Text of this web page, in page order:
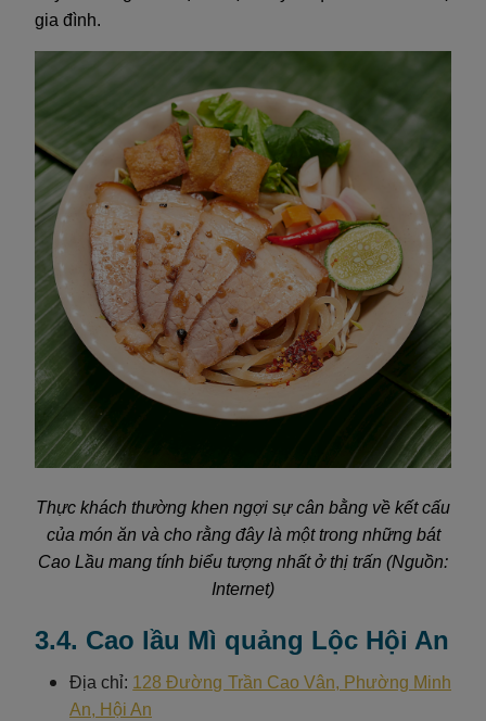
gia đình.
Thực khách thường khen ngợi sự cân bằng về kết cấu
của món ăn và cho rằng đây là một trong những bát
Cao Lầu mang tính biểu tượng nhất ở thị trấn (Nguồn:
Internet)
3.4. Cao lầu Mì quảng Lộc Hội An
Địa chỉ: 128 Đường Trần Cao Vân, Phường Minh
An, Hội An